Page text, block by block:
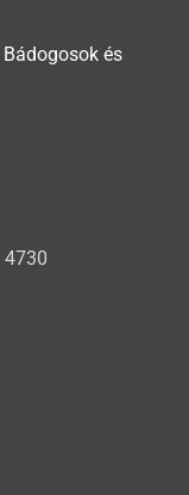
és
4730